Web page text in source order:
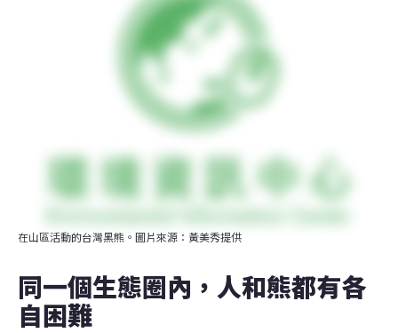
在山區活動的台灣黑熊。圖片來源：黃美秀提供
同一個生態圈內，人和熊都有各
自困難